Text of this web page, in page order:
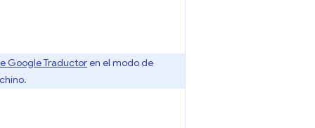
Google Traductoren el modo de